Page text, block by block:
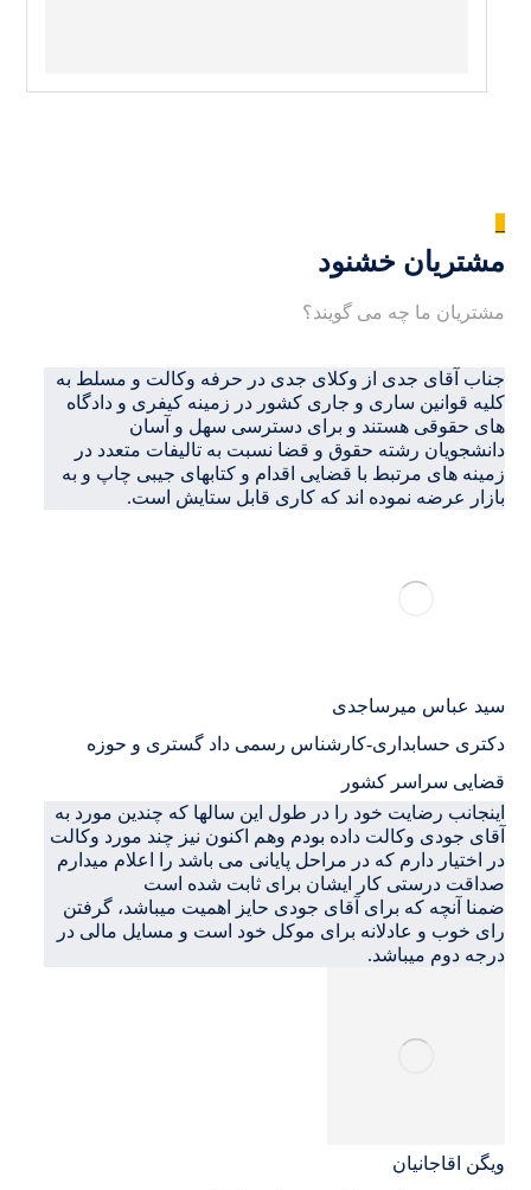
مشتریان خشنود
مشتریان ما چه می گویند؟
جناب آقای جدی از وکلای جدی در حرفه وکالت و مسلط به
کلیه قوانین ساری و جاری کشور در زمینه کیفری و دادگاه
های حقوقی هستند و برای دسترسی سهل و آسان
دانشجویان رشته حقوق و قضا نسبت به تالیفات متعدد در
زمینه های مرتبط با قضایی اقدام و کتابهای جیبی چاپ و به
بازار عرضه نموده اند که کاری قابل ستایش است.
سید عباس میرساجدی
دکتری حسابداری-کارشناس رسمی داد گستری و حوزه
قضایی سراسر کشور
اینجانب رضایت خود را در طول این سالها که چندین مورد به
آقای جودی وکالت داده بودم وهم اکنون نیز چند مورد وکالت
در اختیار دارم که در مراحل پایانی می باشد را اعلام میدارم
صداقت درستی کار ایشان برای ثابت شده است
ضمنا آنچه که برای آقای جودی حایز اهمیت میباشد، گرفتن
رای خوب و عادلانه برای موکل خود است و مسایل مالی در
درجه دوم میباشد.
ویگن اقاجانیان